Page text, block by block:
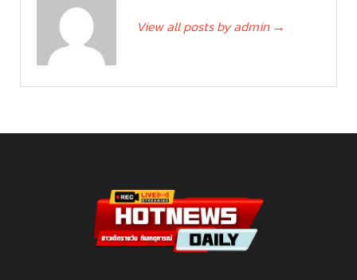
View all posts by admin →